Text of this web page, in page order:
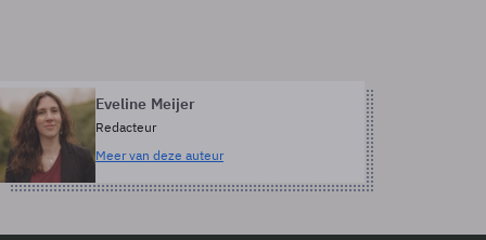
Eveline Meijer
Redacteur
Meer van deze auteur